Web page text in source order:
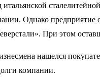
Однако
При этом
нашелся
компании.